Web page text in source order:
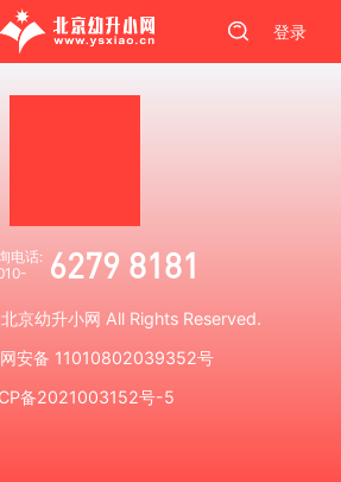
登录
电话: 6279 8181
北京幼升小网 All Rights Reserved.
安备 11010802039352号
备2021003152号-5